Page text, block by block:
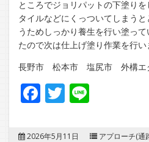
ところでジョリパットの下塗り
タイルなどにくっついてしまう
うためしっかり養生を行い塗っ
たので次は仕上げ塗り作業を行い
長野市 松本市 塩尻市 外構エ
Facebook
Twitter
2026年5月11日 アプローチ(通